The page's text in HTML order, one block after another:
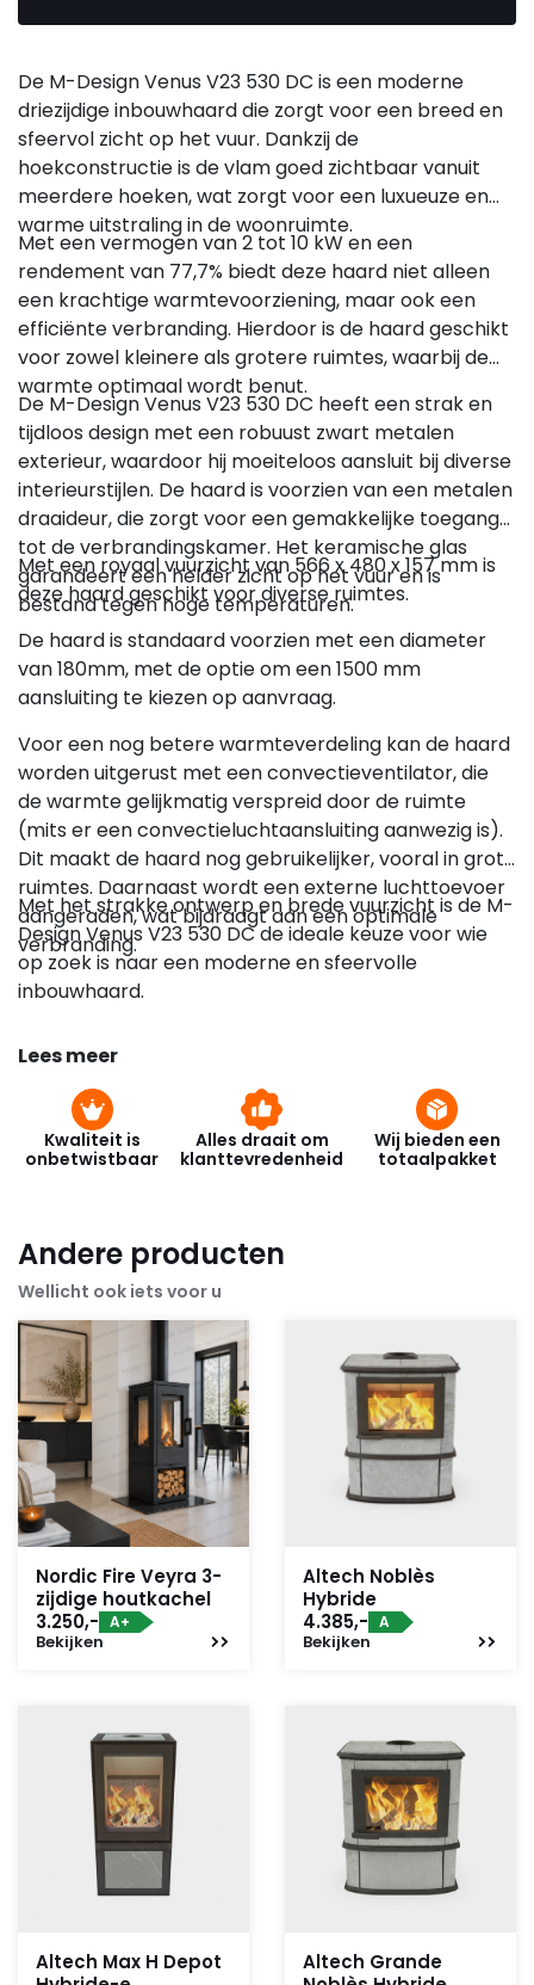
De M-Design Venus V23 530 DC is een moderne
driezijdige inbouwhaard die zorgt voor een breed en
sfeervol zicht op het vuur. Dankzij de
hoekconstructie is de vlam goed zichtbaar vanuit
meerdere hoeken, wat zorgt voor een luxueuze en
warme uitstraling in de woonruimte.
Met een vermogen van 2 tot 10 kW en een
rendement van 77,7% biedt deze haard niet alleen
een krachtige warmtevoorziening, maar ook een
efficiënte verbranding. Hierdoor is de haard geschikt
voor zowel kleinere als grotere ruimtes, waarbij de
warmte optimaal wordt benut.
De M-Design Venus V23 530 DC heeft een strak en
tijdloos design met een robuust zwart metalen
exterieur, waardoor hij moeiteloos aansluit bij diverse
interieurstijlen. De haard is voorzien van een metalen
draaideur, die zorgt voor een gemakkelijke toegang
tot de verbrandingskamer. Het keramische glas
garandeert een helder zicht op het vuur en is
bestand tegen hoge temperaturen.
Met een royaal vuurzicht van 566 x 480 x 157 mm is
deze haard geschikt voor diverse ruimtes.
De haard is standaard voorzien met een diameter
van 180mm, met de optie om een 1500 mm
aansluiting te kiezen op aanvraag.
Voor een nog betere warmteverdeling kan de haard
worden uitgerust met een convectieventilator, die
de warmte gelijkmatig verspreid door de ruimte
(mits er een convectieluchtaansluiting aanwezig is).
Dit maakt de haard nog gebruikelijker, vooral in grote
ruimtes. Daarnaast wordt een externe luchttoevoer
aangeraden, wat bijdraagt aan een optimale
verbranding.
Met het strakke ontwerp en brede vuurzicht is de M-
Design Venus V23 530 DC de ideale keuze voor wie
op zoek is naar een moderne en sfeervolle
inbouwhaard.
Lees meer
Kwaliteit is
onbetwistbaar
Alles draait om
klanttevredenheid
Wij bieden een
totaalpakket
Andere producten
Wellicht ook iets voor u
Nordic Fire Veyra 3-
zijdige houtkachel
3.250,- A+
Bekijken
Altech Noblès
Hybride
4.385,- A
Bekijken
Altech Max H Depot
Altech Grande